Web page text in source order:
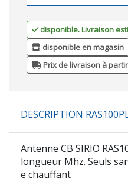
disponible. Livraison
disponible en magasin
Prix de livraison à
DESCRIPTION
Antenne CB SIRIO
longueur Mhz. Seuls
e chauffant